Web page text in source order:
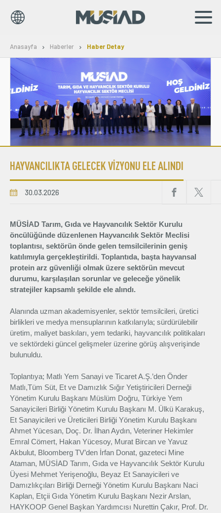
Kurumsal
Markalar
Haberler
Yayınlar
Sosyal Sorumluluk
Bilgi Merkezi
Üyelik
E-İşlemler
Anasayfa Haberler Haber Detay
HAYVANCILIKTA GELECEK VİZYONU ELE ALINDI
30.03.2026
MÜSİAD Tarım, Gıda ve Hayvancılık Sektör Kurulu
öncülüğünde düzenlenen Hayvancılık Sektör Meclisi
toplantısı, sektörün önde gelen temsilcilerinin geniş
katılımıyla gerçekleştirildi. Toplantıda, başta hayvansal
protein arz güvenliği olmak üzere sektörün mevcut
durumu, karşılaşılan sorunlar ve geleceğe yönelik
stratejiler kapsamlı şekilde ele alındı.
Alanında uzman akademisyenler, sektör temsilcileri, üretici
birlikleri ve medya mensuplarının katkılarıyla; sürdürülebilir
üretim, maliyet baskıları, yem tedariki, hayvancılık politikaları
ve sektördeki güncel gelişmeler üzerine görüş alışverişinde
bulunuldu.
Toplantıya; Matlı Yem Sanayi ve Ticaret A.Ş.’den Önder
Matlı,Tüm Süt, Et ve Damızlık Sığır Yetiştiricileri Derneği
Yönetim Kurulu Başkanı Müslüm Doğru, Türkiye Yem
Sanayicileri Birliği Yönetim Kurulu Başkanı M. Ülkü Karakuş,
Et Sanayicileri ve Üreticileri Birliği Yönetim Kurulu Başkanı
Ahmet Yücesan, Doç. Dr. İlhan Aydın, Veteriner Hekimler
Emral Cömert, Hakan Yücesoy, Murat Bircan ve Yavuz
Akbulut, Bloomberg TV’den İrfan Donat, gazeteci Mine
Ataman, MÜSİAD Tarım, Gıda ve Hayvancılık Sektör Kurulu
Üyesi Mehmet Yerişenoğlu, Beyaz Et Sanayicileri ve
Damızlıkçıları Birliği Derneği Yönetim Kurulu Başkanı Naci
Kaplan, Etçii Gıda Yönetim Kurulu Başkanı Nezir Arslan,
HAYKOOP Genel Başkan Yardımcısı Nurettin Çakır, Prof. Dr.